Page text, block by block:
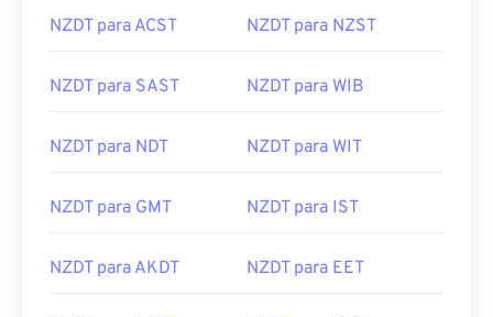
NZDT para ACST NZDT para NZST
NZDT para SAST NZDT para WIB
NZDT para NDT NZDT para WIT
NZDT para GMT NZDT para IST
NZDT para AKDT NZDT para EET